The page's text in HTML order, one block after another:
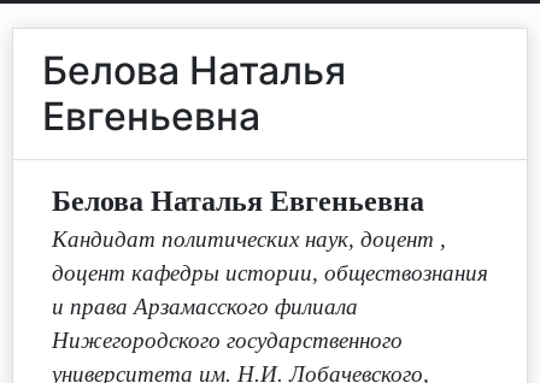
Белова Наталья
Евгеньевна
Белова Наталья Евгеньевна
Кандидат политических наук, доцент ,
доцент кафедры истории, обществознания
и права Арзамасского филиала
Нижегородского государственного
университета им. Н.И. Лобачевского,